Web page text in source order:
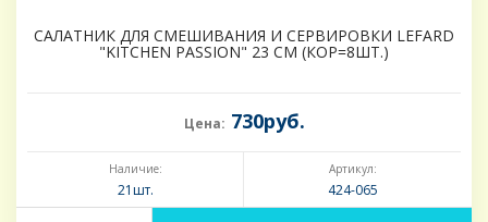
САЛАТНИК ДЛЯ СМЕШИВАНИЯ И СЕРВИРОВКИ LEFARD
"KITCHEN PASSION" 23 СМ (КОР=8ШТ.)
Цена: 730руб.
Наличие:
21шт.
Артикул:
424-065